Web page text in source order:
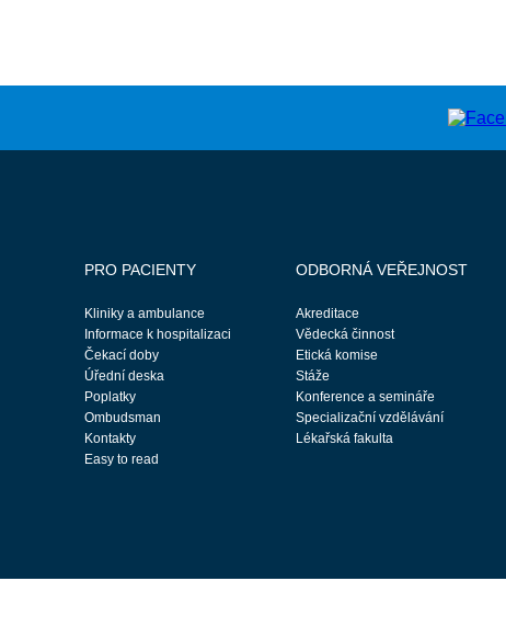
PRO PACIENTY
Kliniky a ambulance
Informace k hospitalizaci
Čekací doby
Úřední deska
Poplatky
Ombudsman
Kontakty
Easy to read
ODBORNÁ VEŘEJNOST
Akreditace
Vědecká činnost
Etická komise
Stáže
Konference a semináře
Specializační vzdělávání
Lékařská fakulta